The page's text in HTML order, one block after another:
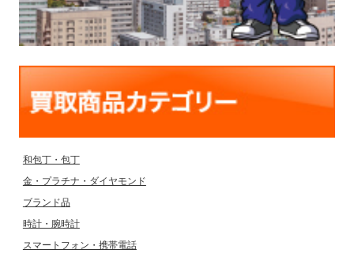
和包丁・包丁
金・プラチナ・ダイヤモンド
ブランド品
時計・腕時計
スマートフォン・携帯電話